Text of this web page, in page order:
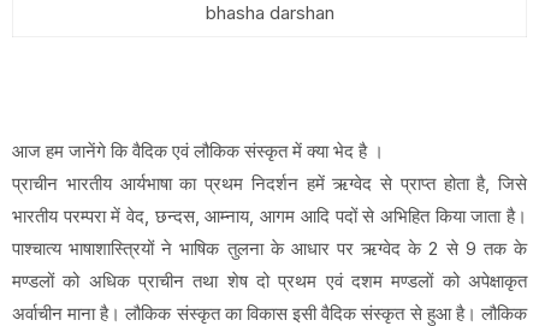
bhasha darshan
आज हम जानेंगे कि वैदिक एवं लौकिक संस्कृत में क्या भेद है ।
प्राचीन भारतीय आर्यभाषा का प्रथम निदर्शन हमें ऋग्वेद से प्राप्त होता है, जिसे
भारतीय परम्परा में वेद, छन्दस, आम्नाय, आगम आदि पदों से अभिहित किया जाता है।
पाश्चात्य भाषाशास्त्रियों ने भाषिक तुलना के आधार पर ऋग्वेद के 2 से 9 तक के
मण्डलों को अधिक प्राचीन तथा शेष दो प्रथम एवं दशम मण्डलों को अपेक्षाकृत
अर्वाचीन माना है। लौकिक संस्कृत का विकास इसी वैदिक संस्कृत से हुआ है। लौकिक